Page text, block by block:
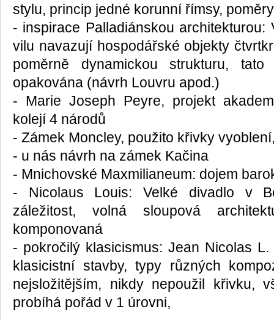
stylu, princip jedné korunní římsy,
- inspirace Palladiánskou
vilu navazují hospodářské objekty
poměrně dynamickou strukturu,
opakována (návrh Louvru apod.)
- Marie Joseph Peyre, projekt
kolejí 4 národů
- Zámek Moncley, použito křivky
- u nás návrh na zámek Kačina
- Mnichovské Maxmilianeum: dojem
- Nicolaus Louis: Velké divadlo v
záležitost, volná sloupová
komponovaná
- pokročilý klasicismus: Jean Nicolas
klasicistní stavby, typy různých
nejsložitějším, nikdy nepoužil křivku,
probíhá pořád v 1 úrovni,